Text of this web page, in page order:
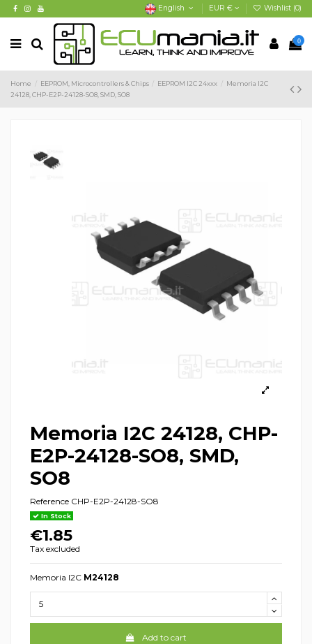
English EUR € Wishlist (0)
0
Home EEPROM, Microcontrollers & Chips EEPROM I2C 24xxx
Memoria I2C
24128, CHP-E2P-24128-SO8, SMD, SO8
Memoria I2C 24128, CHP-
E2P-24128-SO8, SMD,
SO8
Reference CHP-E2P-24128-SO8
In Stock
€1.85
Tax excluded
Memoria I2C M24128
Add to cart